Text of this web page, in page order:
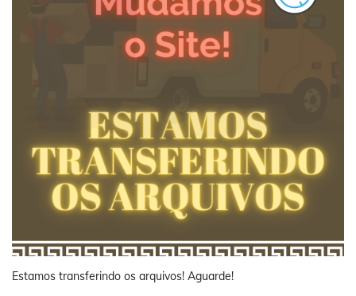
Estamos transferindo os arquivos! Aguarde!